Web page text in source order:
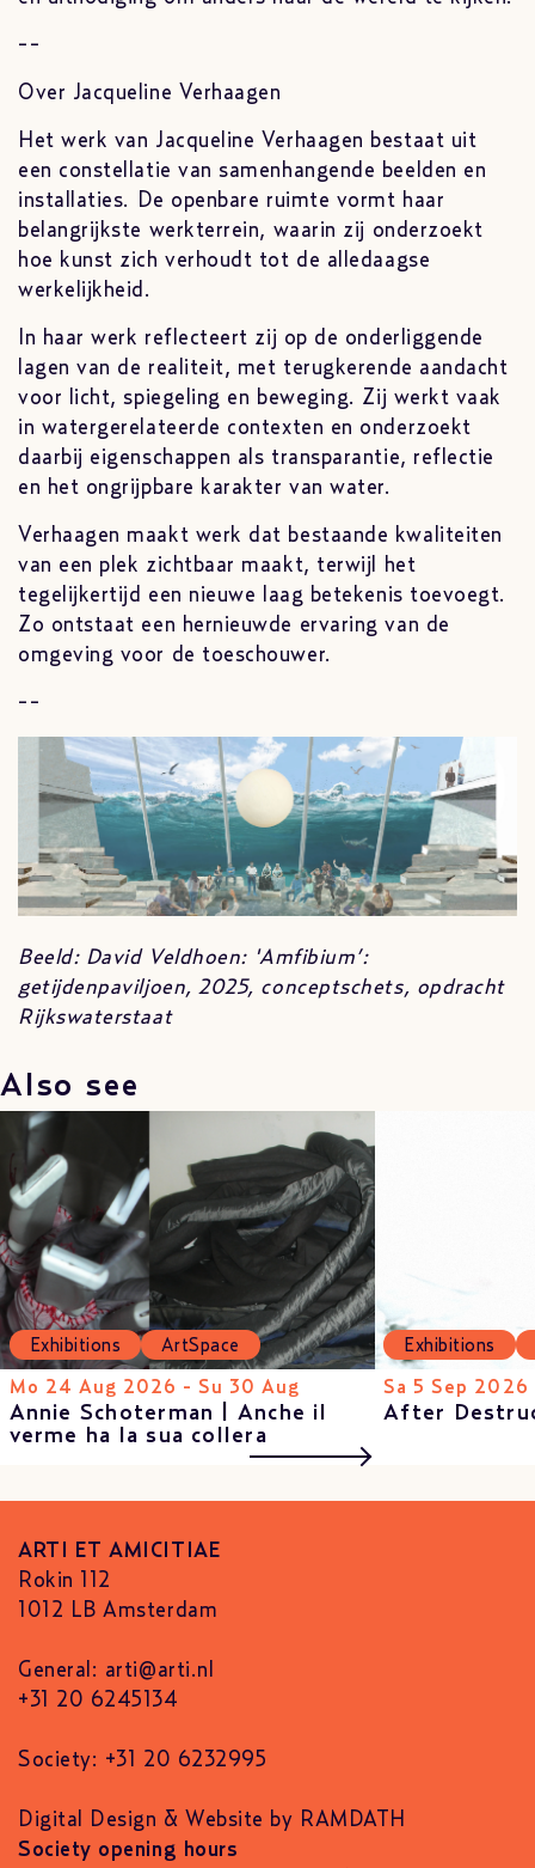
--
Over Jacqueline Verhaagen
Het werk van Jacqueline Verhaagen bestaat uit
een constellatie van samenhangende beelden en
installaties. De openbare ruimte vormt haar
belangrijkste werkterrein, waarin zij onderzoekt
hoe kunst zich verhoudt tot de alledaagse
werkelijkheid.
In haar werk reflecteert zij op de onderliggende
lagen van de realiteit, met terugkerende aandacht
voor licht, spiegeling en beweging. Zij werkt vaak
in watergerelateerde contexten en onderzoekt
daarbij eigenschappen als transparantie, reflectie
en het ongrijpbare karakter van water.
Verhaagen maakt werk dat bestaande kwaliteiten
van een plek zichtbaar maakt, terwijl het
tegelijkertijd een nieuwe laag betekenis toevoegt.
Zo ontstaat een hernieuwde ervaring van de
omgeving voor de toeschouwer.
--
Beeld: David Veldhoen: 'Amfibium’:
getijdenpaviljoen, 2025, conceptschets, opdracht
Rijkswaterstaat
Also see
Exhibitions ArtSpace
Mo 24 Aug 2026 - Su 30 Aug
Annie Schoterman | Anche il
verme ha la sua collera
Exhibitions
Sa 5 Sep
After
ARTI ET AMICITIAE
Rokin 112
1012 LB Amsterdam
General: arti@arti.nl
+31 20 6245134
Society: +31 20 6232995
Digital Design & Website by RAMDATH
Society opening hours